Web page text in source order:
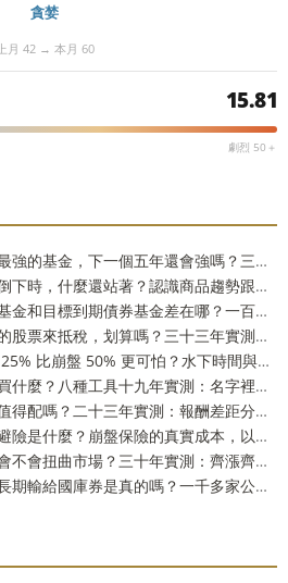
貪婪
上月 42 → 本月 60
15.81
劇烈 50＋
量化與技術分析 | 過去五年最強的基金，下一個五年還會強嗎？三十三年實測：留在前段和掉到墊底的機率一樣高
量化與技術分析 | 股債一起倒下時，什麼還站著？認識商品趨勢跟蹤這個防禦資產
價值投資與財報 | 目標日期基金和目標到期債券基金差在哪？一百五十四年實測：到期還你的是票面，不是購買力
價值投資與財報 | 賣掉賠錢的股票來抵稅，划算嗎？三十三年實測：財富只多 2.9%，而台灣人這一步用不上
量化與技術分析 | 為什麼跌 25% 比崩盤 50% 更可怕？水下時間與潰瘍指數，風險的另一個量法
量化與技術分析 | 抗通膨要買什麼？八種工具十九年實測：名字裡有抗通膨的那一個，反而測不出反應
量化與技術分析 | 新興市場值得配嗎？二十三年實測：報酬差距分不出勝負，但台灣人多買了一份自己
量化與技術分析 | 尾部風險避險是什麼？崩盤保險的真實成本，以及一個更省事的替代方案
量化與技術分析 | 被動投資會不會扭曲市場？三十年實測：齊漲齊跌是真的，指數基金的責任卻查不出來
量化與技術分析 | 多數股票長期輸給國庫券是真的嗎？一千多家公司實測：輸的只有兩成，真正該怕的是另一件事